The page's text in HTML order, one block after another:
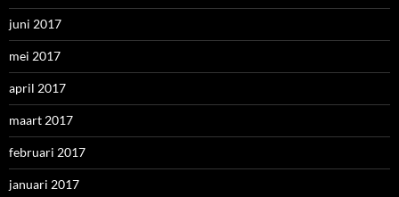
juni 2017
mei 2017
april 2017
maart 2017
februari 2017
januari 2017